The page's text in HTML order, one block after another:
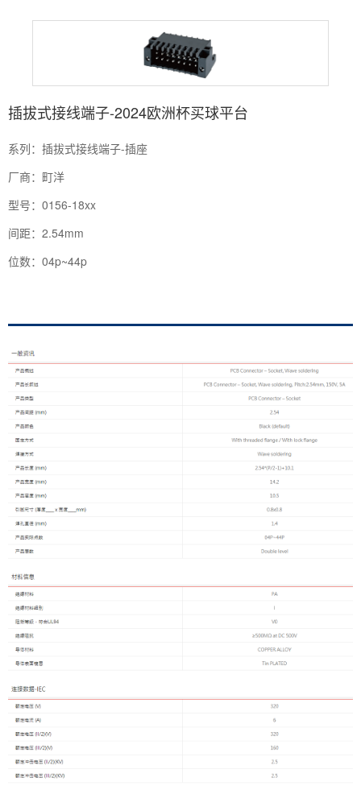
插拔式接线端子-2024欧洲杯买球平台
系列：插拔式接线端子-插座
厂商：町洋
型号：0156-18xx
间距：2.54mm
位数：04p~44p